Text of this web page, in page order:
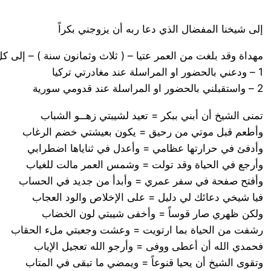
إلى شيخنا المفضال الذي دعا ربه أن يزوجني بكراً
مهداة وقد بلغت من العمر عتيا – ( ثلاث وثمانون سنة ) – إلى
1 – ودعني بالحضور او المراسلة عند مغادرتي تركيا
2 – واستقبلني بالحضور او المراسلة عند قدومي سورية
تمنى الشيخ أن أبني ببكر = تعيد لشيبتي زهــو الشباب
وأطعم قبل موتي من رحيق = يكون بعيشتي خضم الرغاب
وأدفئ في حرارتها عظامي = وأعدل في ثناياها اضطرابي
وأرجع في الحياة وقد تولت = وشمس العمر مالت للغياب
وأفتح صفحة في سفر عمري = وأبدأ من جديد في الحساب
فيا شيخي دعائك لي دليل = على الإخلاص والود العجاب
ولكن ظهري صار قوساً = وأخفى شيبتي لون الخضاب
رشفت من الحياة بما ارتويت = وعشت وجعبتي ملء الحقاب
فحمدي الله أن أعطى ووفى = وأرجو الله تعجيل الإياب
وتقوى الشيخ أن يحيا قنوعاً = ويمضي ما تبقى في المتاب